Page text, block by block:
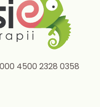
4500 2328 0358